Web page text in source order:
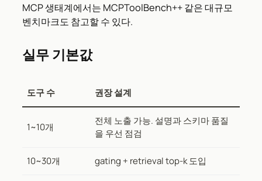
MCP 생태계에서는 MCPToolBench++ 같은 대규모
벤치마크도 참고할 수 있다.
실무 기본값
도구 수 권장 설계
1~10개
전체 노출 가능. 설명과 스키마 품질
을 우선 점검
10~30개 gating + retrieval top-k 도입